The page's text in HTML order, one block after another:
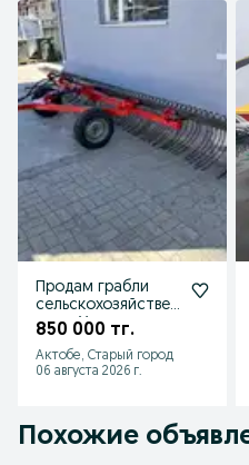
Продам грабли
сельскохозяйствен
ные в Уральске
850 000 тг.
Актобе, Старый город
06 августа 2026 г.
Похожие